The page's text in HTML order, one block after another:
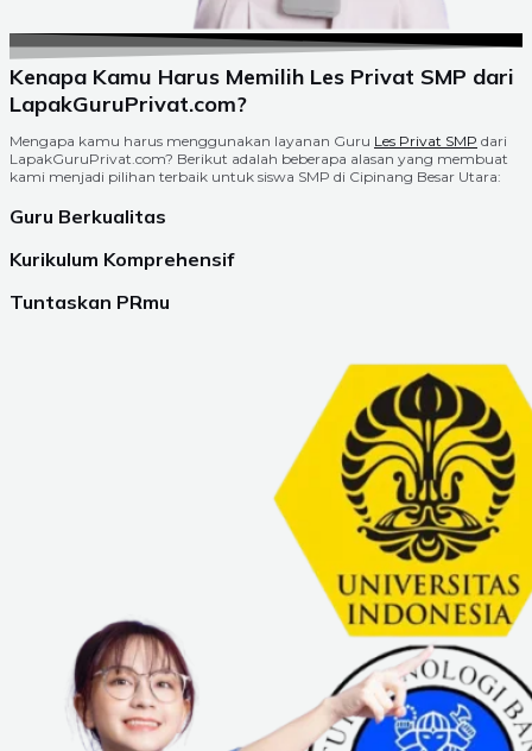
Kenapa Kamu Harus Memilih Les Privat SMP dari
LapakGuruPrivat.com?
Mengapa kamu harus menggunakan layanan Guru Les Privat SMP dari
LapakGuruPrivat.com? Berikut adalah beberapa alasan yang membuat
kami menjadi pilihan terbaik untuk siswa SMP di Cipinang Besar Utara:
Guru Berkualitas
Kurikulum Komprehensif
Tuntaskan PRmu